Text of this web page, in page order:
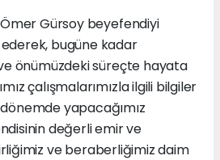
Ömer Gürsoy beyefendiyi
bugüne kadar
önümüzdeki süreçte hayata
çalışmalarımızla ilgili bilgiler
yapacağımız
değerli emir ve
ve beraberliğimiz daim